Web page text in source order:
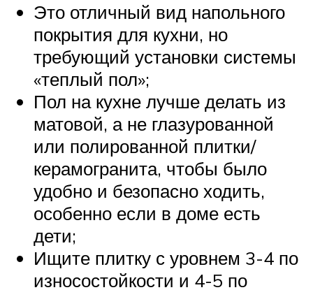
Это отличный вид напольного
покрытия для кухни, но
требующий установки системы
«теплый пол»;
Пол на кухне лучше делать из
матовой, а не глазурованной
или полированной плитки/
керамогранита, чтобы было
удобно и безопасно ходить,
особенно если в доме есть
дети;
Ищите плитку с уровнем 3-4 по
износостойкости и 4-5 по